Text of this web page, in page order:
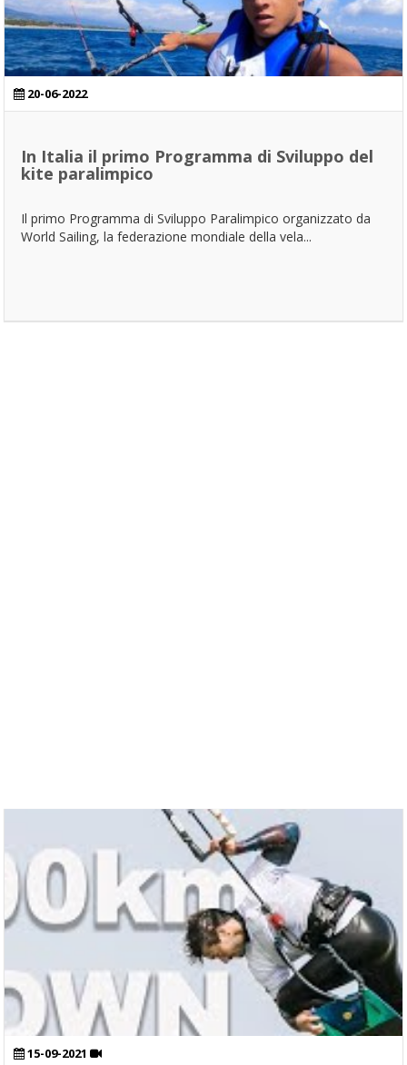
20-06-2022
In Italia il primo Programma di Sviluppo del
kite paralimpico
Il primo Programma di Sviluppo Paralimpico organizzato da
World Sailing, la federazione mondiale della vela...
15-09-2021